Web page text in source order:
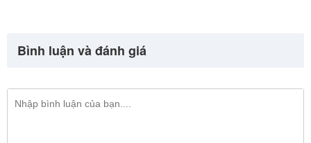
Bình luận và đánh giá